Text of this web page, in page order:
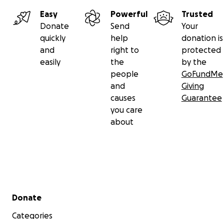
Easy
Donate
quickly
and
easily
Powerful
Send
help
right to
the
people
and
causes
you care
about
Trusted
Your
donation is
protected
by the
GoFundMe
Giving
Guarantee
Secondary menu
Donate
Categories